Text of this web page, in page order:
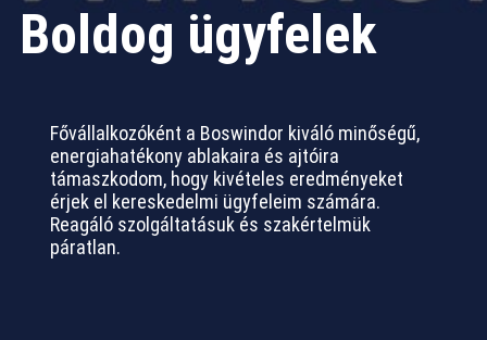
Boldog ügyfelek
Fővállalkozóként a Boswindor kiváló minőségű,
energiahatékony ablakaira és ajtóira
támaszkodom, hogy kivételes eredményeket
érjek el kereskedelmi ügyfeleim számára.
Reagáló szolgáltatásuk és szakértelmük
páratlan.